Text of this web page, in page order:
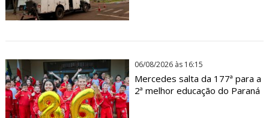
06/08/2026 às 16:15
Mercedes salta da 177ª para a
2ª melhor educação do Paraná